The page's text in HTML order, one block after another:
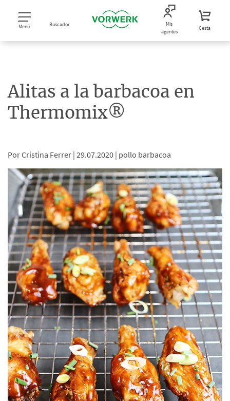
Menú Buscador
Mis
agentes
Cesta
Alitas a la barbacoa en
Thermomix®
Por Cristina Ferrer | 29.07.2020 | pollo barbacoa